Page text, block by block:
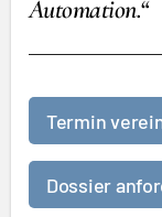
Automation.“
Termin
Dossier